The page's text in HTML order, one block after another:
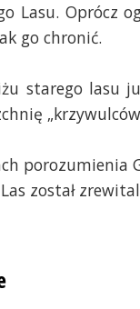
Lasu. Oprócz
go chronić.
starego lasu
porozumienia
został